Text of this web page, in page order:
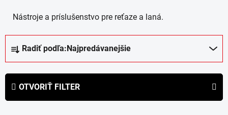
Nástroje a príslušenstvo pre reťaze a laná.
Radiť podľa: Najpredávanejšie
OTVORIŤ FILTER